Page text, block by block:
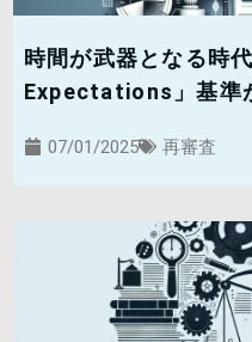
時間が武器となる時
Expectations」基準
07/01/2025 再審査